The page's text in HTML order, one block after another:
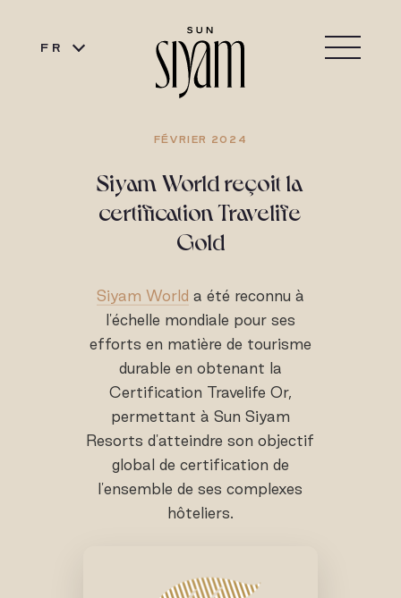
FR
FÉVRIER 2024
Siyam World reçoit la
certification Travelife
Gold
Siyam World a été reconnu à
l'échelle mondiale pour ses
efforts en matière de tourisme
durable en obtenant la
Certification Travelife Or,
permettant à Sun Siyam
Resorts d'atteindre son objectif
global de certification de
l'ensemble de ses complexes
hôteliers.